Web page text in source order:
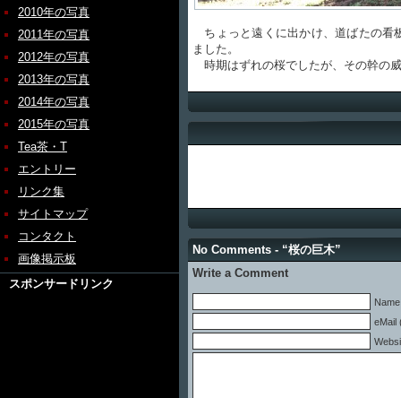
2010年の写真
2011年の写真
2012年の写真
2013年の写真
2014年の写真
2015年の写真
Tea茶・T
エントリー
リンク集
サイトマップ
コンタクト
画像掲示板
スポンサードリンク
ちょっと遠くに出かけ、道ばたの看
ました。
時期はずれの桜でしたが、その幹の
No Comments - “桜の巨木”
Write a Comment
eMail